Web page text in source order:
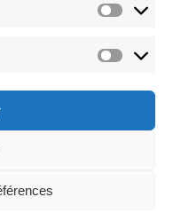
de Boucherville.